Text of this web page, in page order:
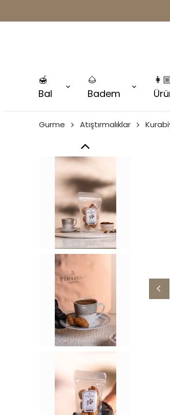
🍯
Bal
🌰
Badem
Gurme Atıştırmalıklar